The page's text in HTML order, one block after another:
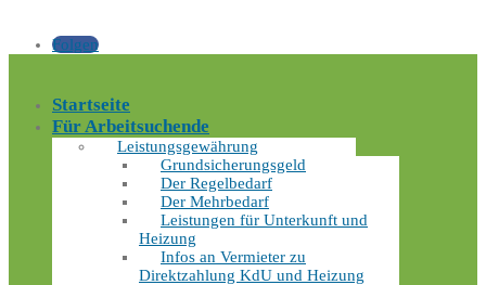
Folgen
Startseite
Für Arbeitsuchende
Leistungsgewährung
Grundsicherungsgeld
Der Regelbedarf
Der Mehrbedarf
Leistungen für Unterkunft und
Heizung
Infos an Vermieter zu
Direktzahlung KdU und Heizung